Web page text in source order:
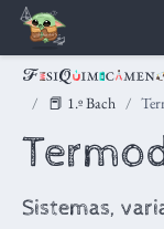
📕 1.º Bach
Sistemas,